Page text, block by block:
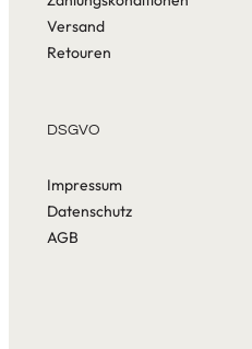
Versand
Retouren
DSGVO
Impressum
Datenschutz
AGB